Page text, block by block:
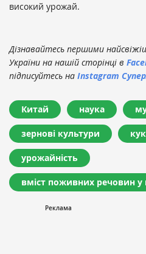
високий урожай.
Дізнавайтесь першими
України на нашій сторінці в
підписуйтесь на Instagram
Китай наука
зернові культури
урожайність
вміст поживних речовин у